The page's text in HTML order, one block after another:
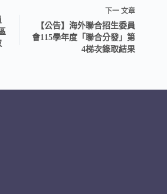
下一文章
【公告】海外聯合招生委員
會115學年度「聯合分發」第
4梯次錄取結果